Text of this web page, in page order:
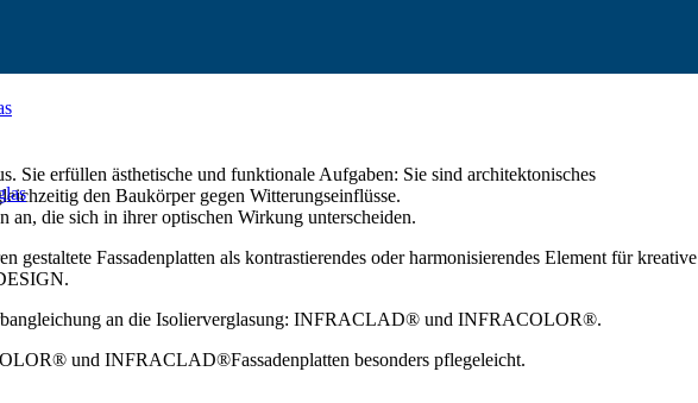
Sie erfüllen ästhetische und funktionale Aufgaben: Sie sind architektonisches
den Baukörper gegen Witterungseinflüsse.
an, die sich in ihrer optischen Wirkung unterscheiden.
Fassadenplatten als kontrastierendes oder harmonisierendes Element für kreative
an die Isolierverglasung: INFRACLAD® und INFRACOLOR®.
und INFRACLAD®Fassadenplatten besonders pflegeleicht.